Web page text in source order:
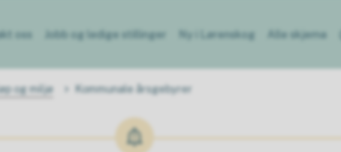
oss Jobb og ledige stillinger Ny i Lørenskog Alle skjema
og miljø Kommunale årsgebyrer